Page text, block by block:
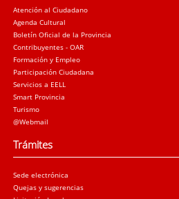
Atención al Ciudadano
Agenda Cultural
Boletín Oficial de la Provincia
Contribuyentes - OAR
Formación y Empleo
Participación Ciudadana
Servicios a EELL
Smart Provincia
Turismo
@Webmail
Trámites
Sede electrónica
Quejas y sugerencias